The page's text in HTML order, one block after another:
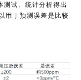
测试、统计分析得出
用于预测误差是比较